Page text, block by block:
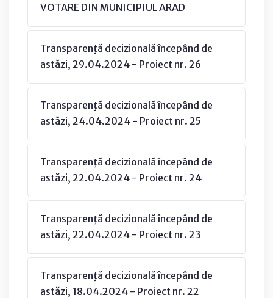
VOTARE DIN MUNICIPIUL ARAD
Transparenţă decizională începând de
astăzi, 29.04.2024 - Proiect nr. 26
Transparenţă decizională începând de
astăzi, 24.04.2024 - Proiect nr. 25
Transparenţă decizională începând de
astăzi, 22.04.2024 - Proiect nr. 24
Transparenţă decizională începând de
astăzi, 22.04.2024 - Proiect nr. 23
Transparenţă decizională începând de
astăzi, 18.04.2024 - Proiect nr. 22